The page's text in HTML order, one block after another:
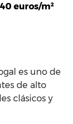
euros/m²
es uno de
de alto
clásicos y